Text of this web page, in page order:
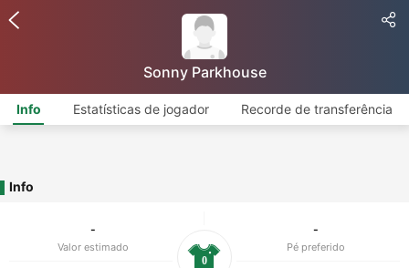
Sonny Parkhouse
Info Estatísticas de jogador Recorde de transferência
Info
-
Valor estimado
-
Pé preferido
0